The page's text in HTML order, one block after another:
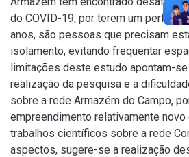
do COVID-19, por terem um perfil
anos, são pessoas que precisam
isolamento, evitando frequentar
limitações deste estudo apontam-
realização da pesquisa e a
sobre a rede Armazém do Campo,
empreendimento relativamente
trabalhos científicos sobre a rede
aspectos, sugere-se a realização